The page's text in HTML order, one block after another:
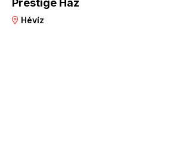
Prestige Ház
Hévíz